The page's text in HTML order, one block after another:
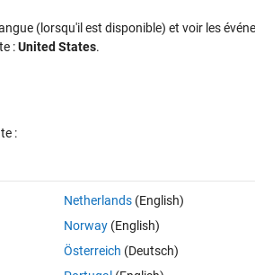
untill they both
model takes in a guessed flow, and based
the final flow.
(lorsqu'il est disponible) et voir les
:United States.
:
Netherlands(English)
Norway(English)
Österreich (Deutsch)